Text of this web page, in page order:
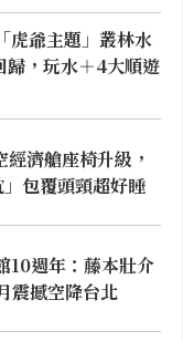
虎爺主題」叢林水
，玩水＋4大順遊
濟艙座椅升級，
包覆頭頸超好睡
10週年：藤本壯介
震撼空降台北